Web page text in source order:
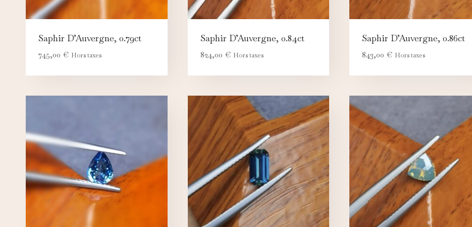
Saphir D’Auvergne, 0.79ct
745,00 € Hors taxes
Saphir D’Auvergne, 0.84ct
824,00 € Hors taxes
Saphir D’Auvergne, 0.86ct
843,00 € Hors taxes